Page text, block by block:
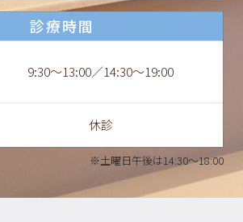
診療時間
9:30〜13:00／14:30〜19:00
休診
※土曜日午後は14:30～18:00